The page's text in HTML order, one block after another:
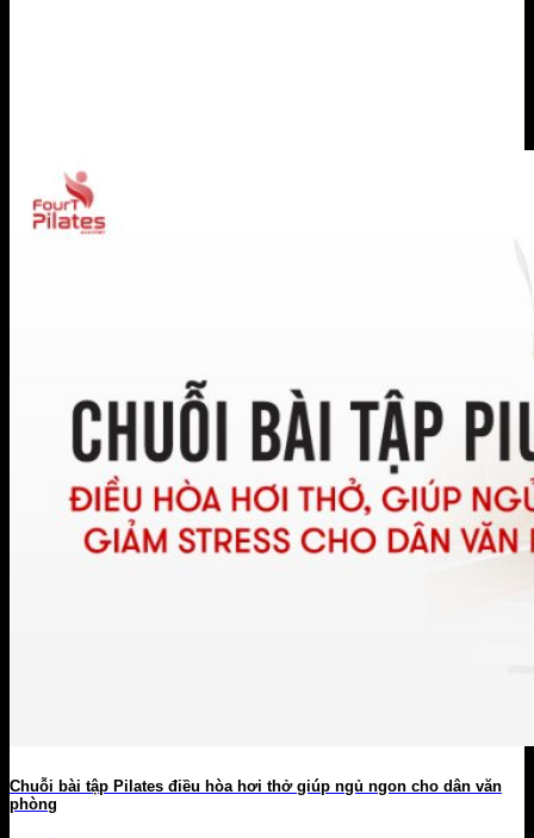
Chuỗi bài tập Pilates điều hòa hơi thở giúp ngủ ngon cho dân văn
phòng